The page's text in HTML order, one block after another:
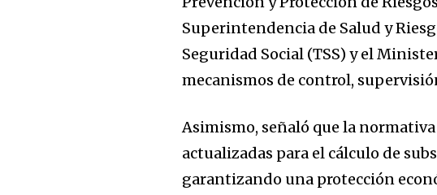
Superintendencia de Salud y
Seguridad Social (TSS) y el
mecanismos de control,
Asimismo, señaló que la
actualizadas para el cálculo de
garantizando una protección